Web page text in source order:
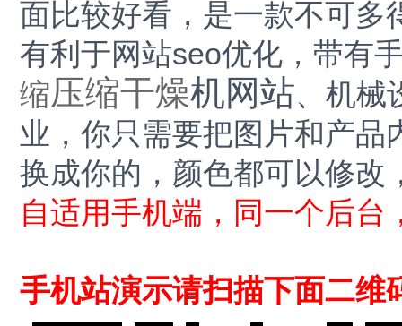
面比较好看，是一款不可多
有利于网站seo优化，带有
缩压缩干燥机网站、机械
业，你只需要把图片和产品
换成你的，颜色都可以修改
自适用手机端，同一个后
手机站演示请扫描下面二维